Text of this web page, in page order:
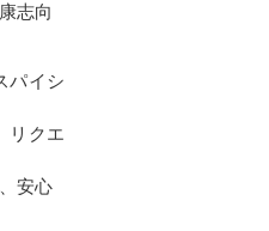
志向
パイシ
リクエ
安心